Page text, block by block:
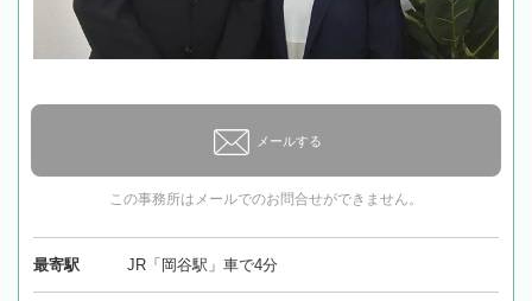
メールする
この事務所はメールでのお問合せができません。
最寄駅 JR「岡谷駅」車で4分